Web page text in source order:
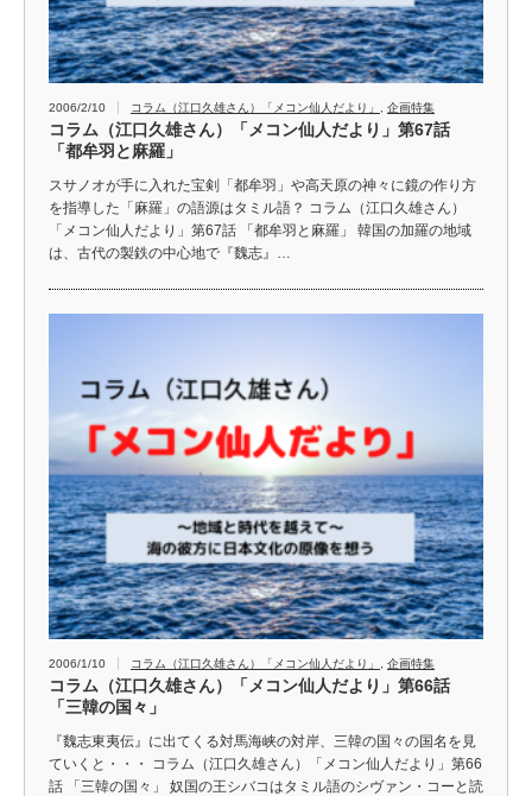
2006/2/10 コラム（江口久雄さん）「メコン仙人だより」 企画特集
コラム（江口久雄さん）「メコン仙人だより」第67話
「都牟羽と麻羅」
スサノオが手に入れた宝剣「都牟羽」や高天原の神々に鏡の作り方
を指導した「麻羅」の語源はタミル語？ コラム（江口久雄さん）
「メコン仙人だより」第67話 「都牟羽と麻羅」 韓国の加羅の地域
は、古代の製鉄の中心地で『魏志』…
2006/1/10 コラム（江口久雄さん）「メコン仙人だより」 企画特集
コラム（江口久雄さん）「メコン仙人だより」第66話
「三韓の国々」
『魏志東夷伝』に出てくる対馬海峡の対岸、三韓の国々の国名を見
ていくと・・・ コラム（江口久雄さん）「メコン仙人だより」第66
話 「三韓の国々」 奴国の王シバコはタミル語のシヴァン・コーと読